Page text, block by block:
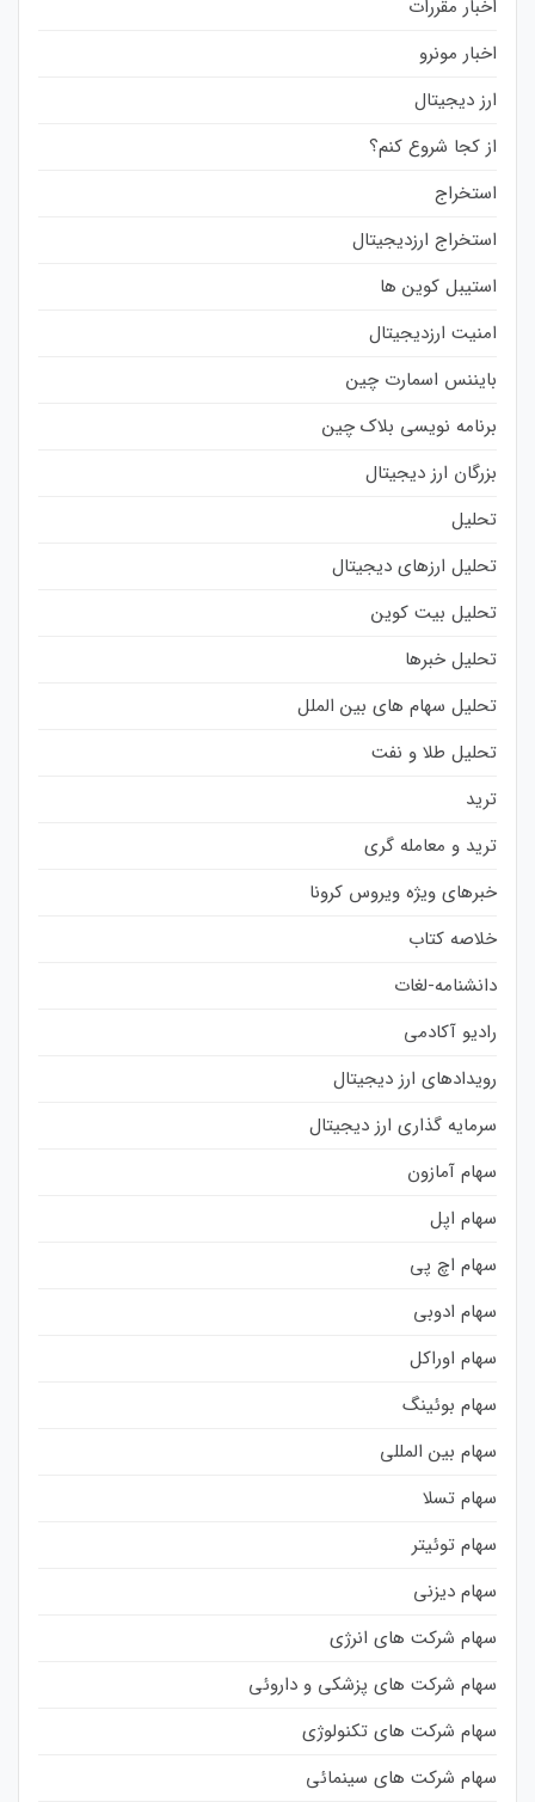
اخبار مقررات
اخبار مونرو
ارز دیجیتال
از کجا شروع کنم؟
استخراج
استخراج ارزدیجیتال
استیبل کوین ها
امنیت ارزدیجیتال
بایننس اسمارت چین
برنامه نویسی بلاک چین
بزرگان ارز دیجیتال
تحلیل
تحلیل ارزهای دیجیتال
تحلیل بیت کوین
تحلیل خبرها
تحلیل سهام های بین الملل
تحلیل طلا و نفت
ترید
ترید و معامله گری
خبرهای ویژه ویروس کرونا
خلاصه کتاب
دانشنامه-لغات
رادیو آکادمی
رویدادهای ارز دیجیتال
سرمایه گذاری ارز دیجیتال
سهام آمازون
سهام اپل
سهام اچ پی
سهام ادوبی
سهام اوراکل
سهام بوئینگ
سهام بین المللی
سهام تسلا
سهام توئیتر
سهام دیزنی
سهام شرکت های انرژی
سهام شرکت های پزشکی و داروئی
سهام شرکت های تکنولوژی
سهام شرکت های سینمائی